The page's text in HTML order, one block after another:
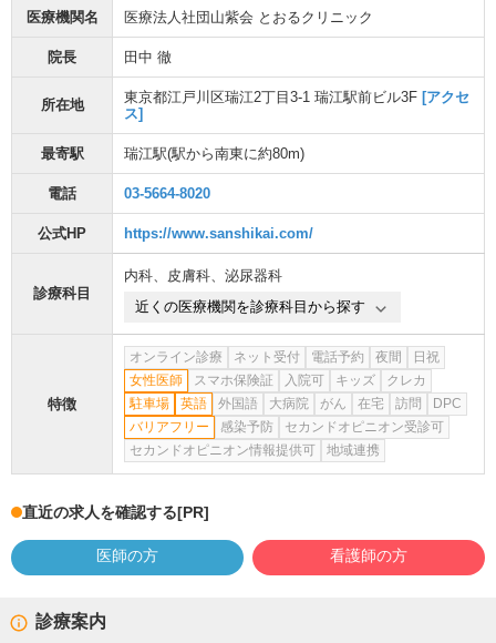
医療機関名 医療法人社団山紫会 とおるクリニック
院長 田中 徹
所在地 東京都江戸川区瑞江2丁目3-1 瑞江駅前ビル3F [アクセ
ス]
最寄駅 瑞江駅(駅から南東に約80m)
電話 03-5664-8020
公式HP https://www.sanshikai.com/
診療科目
内科、 皮膚科、 泌尿器科
近くの医療機関を診療科目から探す
特徴
オンライン診療 ネット受付 電話予約 夜間
日祝
女性医師
スマホ保険証 入院可 キッズ
クレカ
駐車場
英語 外国語 大病院 がん 在宅 訪問
DPC
バリアフリー
感染予防
セカンドオピニオン受診可
セカンドオピニオン情報提供可
地域連携
直近の求人を確認する[PR]
医師の方 看護師の方
診療案内